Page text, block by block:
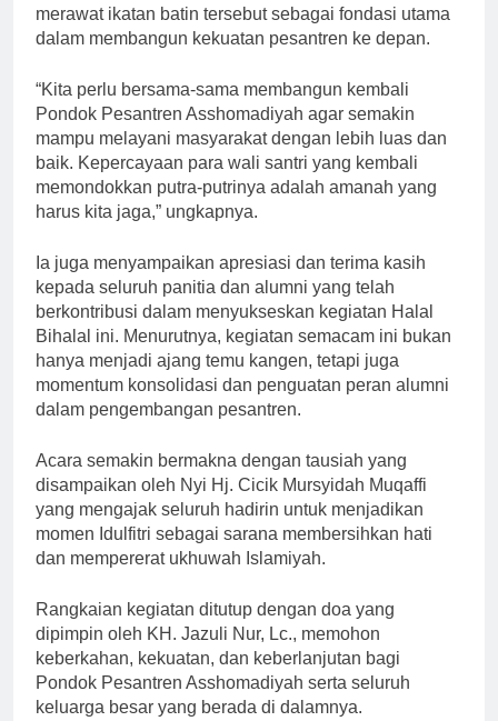
merawat ikatan batin tersebut sebagai fondasi utama
dalam membangun kekuatan pesantren ke depan.
“Kita perlu bersama-sama membangun kembali
Pondok Pesantren Asshomadiyah agar semakin
mampu melayani masyarakat dengan lebih luas dan
baik. Kepercayaan para wali santri yang kembali
memondokkan putra-putrinya adalah amanah yang
harus kita jaga,” ungkapnya.
Ia juga menyampaikan apresiasi dan terima kasih
kepada seluruh panitia dan alumni yang telah
berkontribusi dalam menyukseskan kegiatan Halal
Bihalal ini. Menurutnya, kegiatan semacam ini bukan
hanya menjadi ajang temu kangen, tetapi juga
momentum konsolidasi dan penguatan peran alumni
dalam pengembangan pesantren.
Acara semakin bermakna dengan tausiah yang
disampaikan oleh Nyi Hj. Cicik Mursyidah Muqaffi
yang mengajak seluruh hadirin untuk menjadikan
momen Idulfitri sebagai sarana membersihkan hati
dan mempererat ukhuwah Islamiyah.
Rangkaian kegiatan ditutup dengan doa yang
dipimpin oleh KH. Jazuli Nur, Lc., memohon
keberkahan, kekuatan, dan keberlanjutan bagi
Pondok Pesantren Asshomadiyah serta seluruh
keluarga besar yang berada di dalamnya.